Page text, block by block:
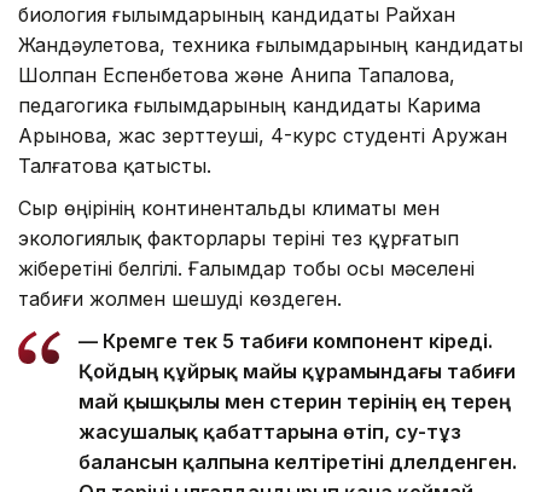
биология ғылымдарының кандидаты Райхан
Жандәулетова, техника ғылымдарының кандидаты
Шолпан Еспенбетова және Анипа Тапалова,
педагогика ғылымдарының кандидаты Карима
Арынова, жас зерттеуші, 4-курс студенті Аружан
Талғатова қатысты.
Сыр өңірінің континентальды климаты мен
экологиялық факторлары теріні тез құрғатып
жіберетіні белгілі. Ғалымдар тобы осы мәселені
табиғи жолмен шешуді көздеген.
— Кремге тек 5 табиғи компонент кіреді.
Қойдың құйрық майы құрамындағы табиғи
май қышқылы мен стерин терінің ең терең
жасушалық қабаттарына өтіп, су-тұз
балансын қалпына келтіретіні дәлелденген.